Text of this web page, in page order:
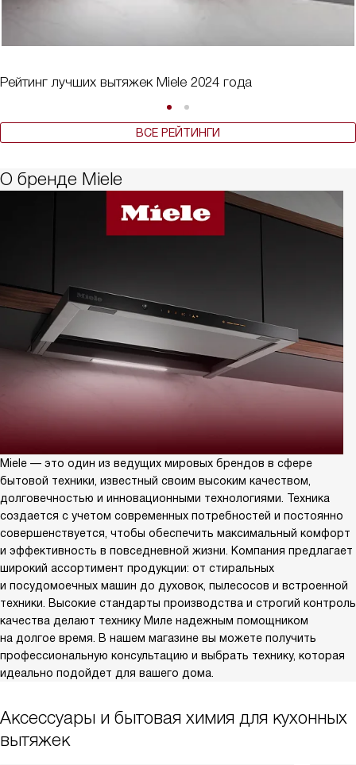
Рейтинг лучших вытяжек Miele 2024 года
ВСЕ РЕЙТИНГИ
О бренде Miele
Miele — это один из ведущих мировых брендов в сфере
бытовой техники, известный своим высоким качеством,
долговечностью и инновационными технологиями. Техника
создается с учетом современных потребностей и постоянно
совершенствуется, чтобы обеспечить максимальный комфорт
и эффективность в повседневной жизни. Компания предлагает
широкий ассортимент продукции: от стиральных
и посудомоечных машин до духовок, пылесосов и встроенной
техники. Высокие стандарты производства и строгий контроль
качества делают технику Миле надежным помощником
на долгое время. В нашем магазине вы можете получить
профессиональную консультацию и выбрать технику, которая
идеально подойдет для вашего дома.
Аксессуары и бытовая химия для кухонных
вытяжек